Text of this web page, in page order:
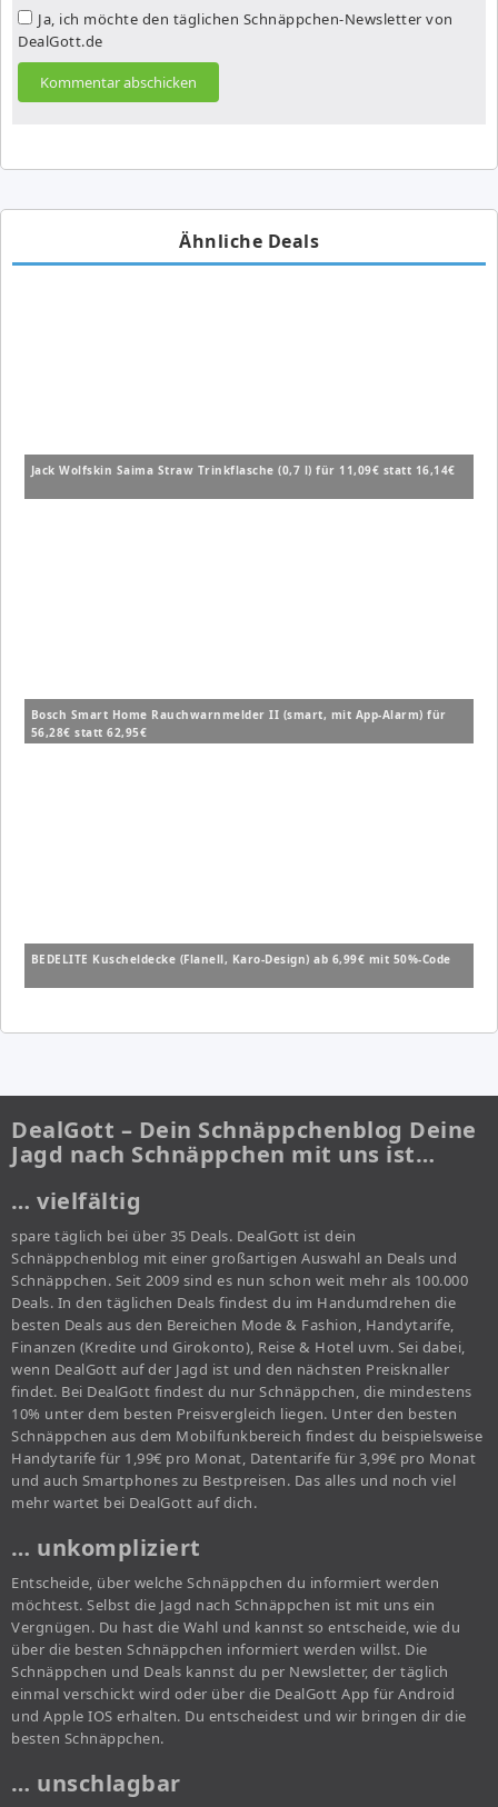
Ja, ich möchte den täglichen Schnäppchen-Newsletter von
DealGott.de
Ähnliche Deals
Jack Wolfskin Saima Straw Trinkflasche (0,7 l) für 11,09€ statt 16,14€
Bosch Smart Home Rauchwarnmelder II (smart, mit App-Alarm) für
56,28€ statt 62,95€
BEDELITE Kuscheldecke (Flanell, Karo-Design) ab 6,99€ mit 50%-Code
DealGott – Dein Schnäppchenblog Deine
Jagd nach Schnäppchen mit uns ist…
… vielfältig
spare täglich bei über 35 Deals. DealGott ist dein
Schnäppchenblog mit einer großartigen Auswahl an Deals und
Schnäppchen. Seit 2009 sind es nun schon weit mehr als 100.000
Deals. In den täglichen Deals findest du im Handumdrehen die
besten Deals aus den Bereichen Mode & Fashion, Handytarife,
Finanzen (Kredite und Girokonto), Reise & Hotel uvm. Sei dabei,
wenn DealGott auf der Jagd ist und den nächsten Preisknaller
findet. Bei DealGott findest du nur Schnäppchen, die mindestens
10% unter dem besten Preisvergleich liegen. Unter den besten
Schnäppchen aus dem Mobilfunkbereich findest du beispielsweise
Handytarife für 1,99€ pro Monat, Datentarife für 3,99€ pro Monat
und auch Smartphones zu Bestpreisen. Das alles und noch viel
mehr wartet bei DealGott auf dich.
… unkompliziert
Entscheide, über welche Schnäppchen du informiert werden
möchtest. Selbst die Jagd nach Schnäppchen ist mit uns ein
Vergnügen. Du hast die Wahl und kannst so entscheide, wie du
über die besten Schnäppchen informiert werden willst. Die
Schnäppchen und Deals kannst du per Newsletter, der täglich
einmal verschickt wird oder über die DealGott App für Android
und Apple IOS erhalten. Du entscheidest und wir bringen dir die
besten Schnäppchen.
… unschlagbar